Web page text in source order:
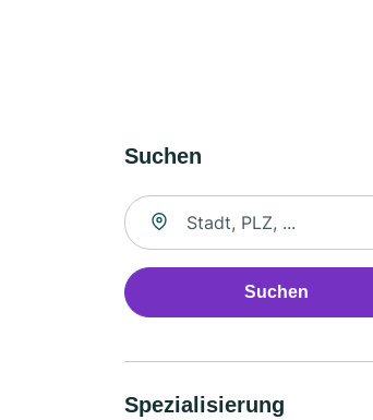
Suchen
Suche nach Ort
Suchen
Spezialisierung